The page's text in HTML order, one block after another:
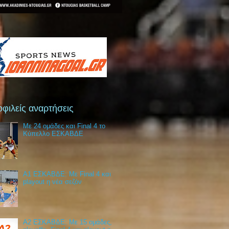
αναρτήσεις
Με 24 ομάδες και Final 4 το
Κύπελλο ΕΣΚΑΒΔΕ
Α1 ΕΣΚΑΒΔΕ: Με Final 4 και
playout η νέα σεζόν
Α2 ΕΣΚΑΒΔΕ: Με 15 ομάδες,